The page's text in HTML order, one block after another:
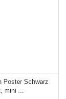
Poster Schwarz
mini ...